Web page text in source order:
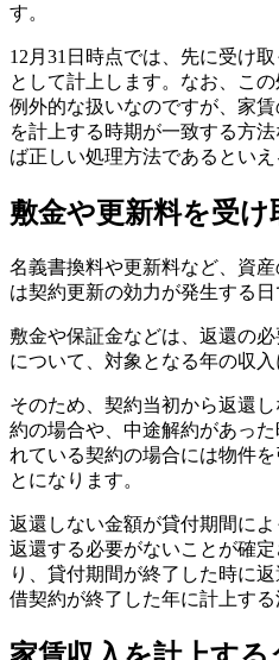
す。
12月31日時点では、先に受け
として計上します。なお、こ
例外的な扱いなのですが、家
を計上する時期が一致する方
ば正しい処理方法であるといえ
敷金や更新料を受け
名義書換料や更新料など、資
は契約更新の効力が発生する
敷金や保証金などは、返還の
について、対象となる年の収入
そのため、契約当初から返還
約の場合や、中途解約があっ
れている契約の場合には物件
とになります。
返還しない金額が貸付期間に
返還する必要がないことが確
り、貸付期間が終了した時に
借契約が終了した年に計上する